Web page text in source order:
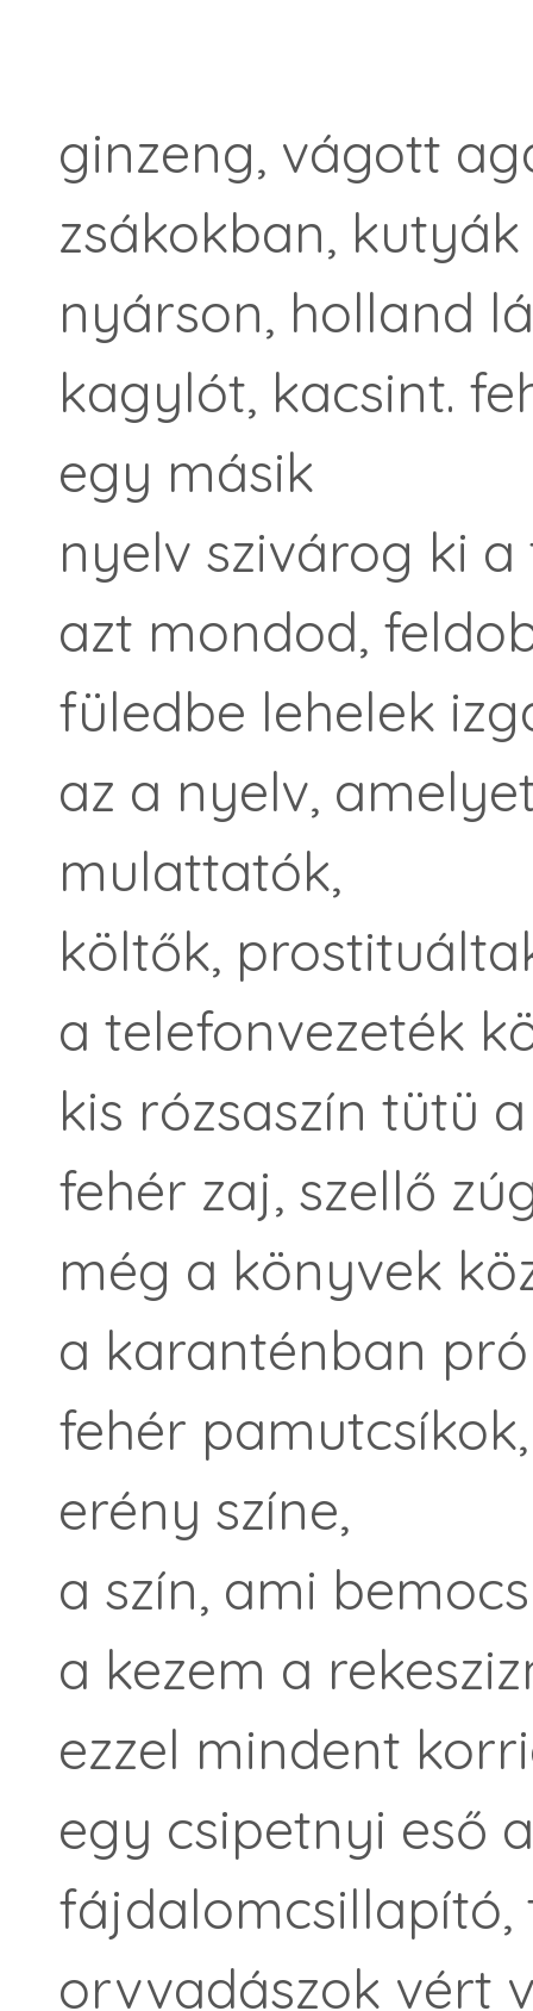
ginzeng, vágott
zsákokban, kutyák
nyárson, holland
kagylót, kacsint.
egy másik
nyelv szivárog ki
azt mondod,
füledbe lehelek
az a nyelv,
mulattatók,
költők,
a telefonvezeték
kis rózsaszín tütü
fehér zaj, szellő
még a könyvek
a karanténban
fehér
erény színe,
a szín, ami
a kezem a
ezzel mindent
egy csipetnyi eső
fájdalomcsillapító,
orvvadászok vért